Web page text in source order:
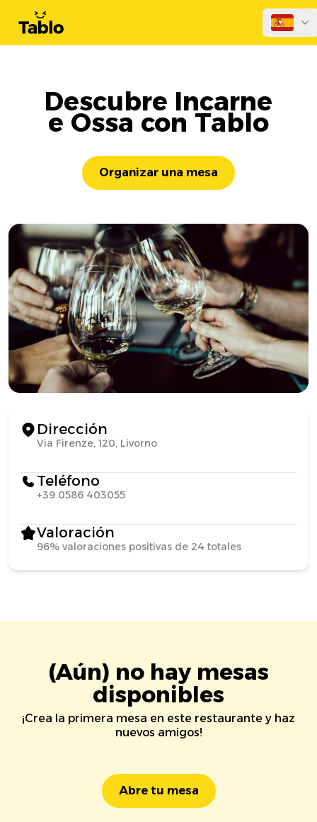
Descubre Incarne
e Ossa con Tablo
Organizar una mesa
Dirección
Via Firenze, 120, Livorno
Teléfono
+39 0586 403055
Valoración
96% valoraciones positivas de 24 totales
(Aún) no hay mesas
disponibles
¡Crea la primera mesa en este restaurante y haz
nuevos amigos!
Abre tu mesa